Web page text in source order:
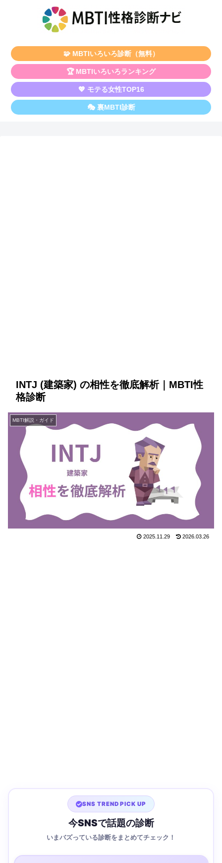
🧩 MBTIいろいろ診断（無料）
🏆 MBTIいろいろランキング
💖 モテる女性TOP16
🎭 裏MBTI診断
INTJ (建築家) の相性を徹底解析｜MBTI性
格診断
MBTI解説・ガイド
2025.11.29 2026.03.26
SNS TREND PICK UP
今SNSで話題の診断
いまバズっている診断をまとめてチェック！